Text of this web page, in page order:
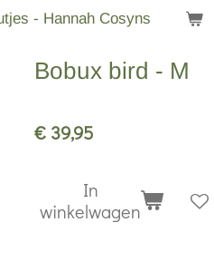
- Hannah Cosyns
Bobux bird - M
€ 39,95
In
winkelwagen